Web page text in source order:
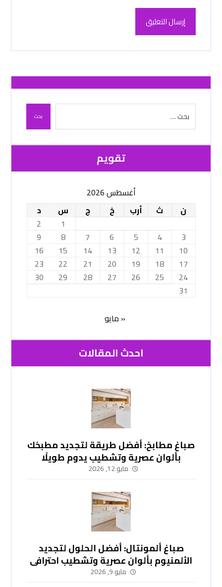
إرسال التعليق
بحث
تقویم
أغسطس 2026
ن
ث أرب خ ج س
د
1
2
3
4
5
6
7
8
9
10
11
12
13
14
15
16
17
18
19
20
21
22
23
24
25
26
27
28
29
30
31
« مايو
احدث المقالات
صباغ مطابخ: أفضل طريقة لتجديد مطبخك
بألوان عصرية وتشطيب يدوم طويلًا
-51748296 مايو 12, 2026
صباغ ألمونتال: أفضل الحلول لتجديد
الألمنيوم بألوان عصرية وتشطيب احترافي
-51748296 مايو 9, 2026